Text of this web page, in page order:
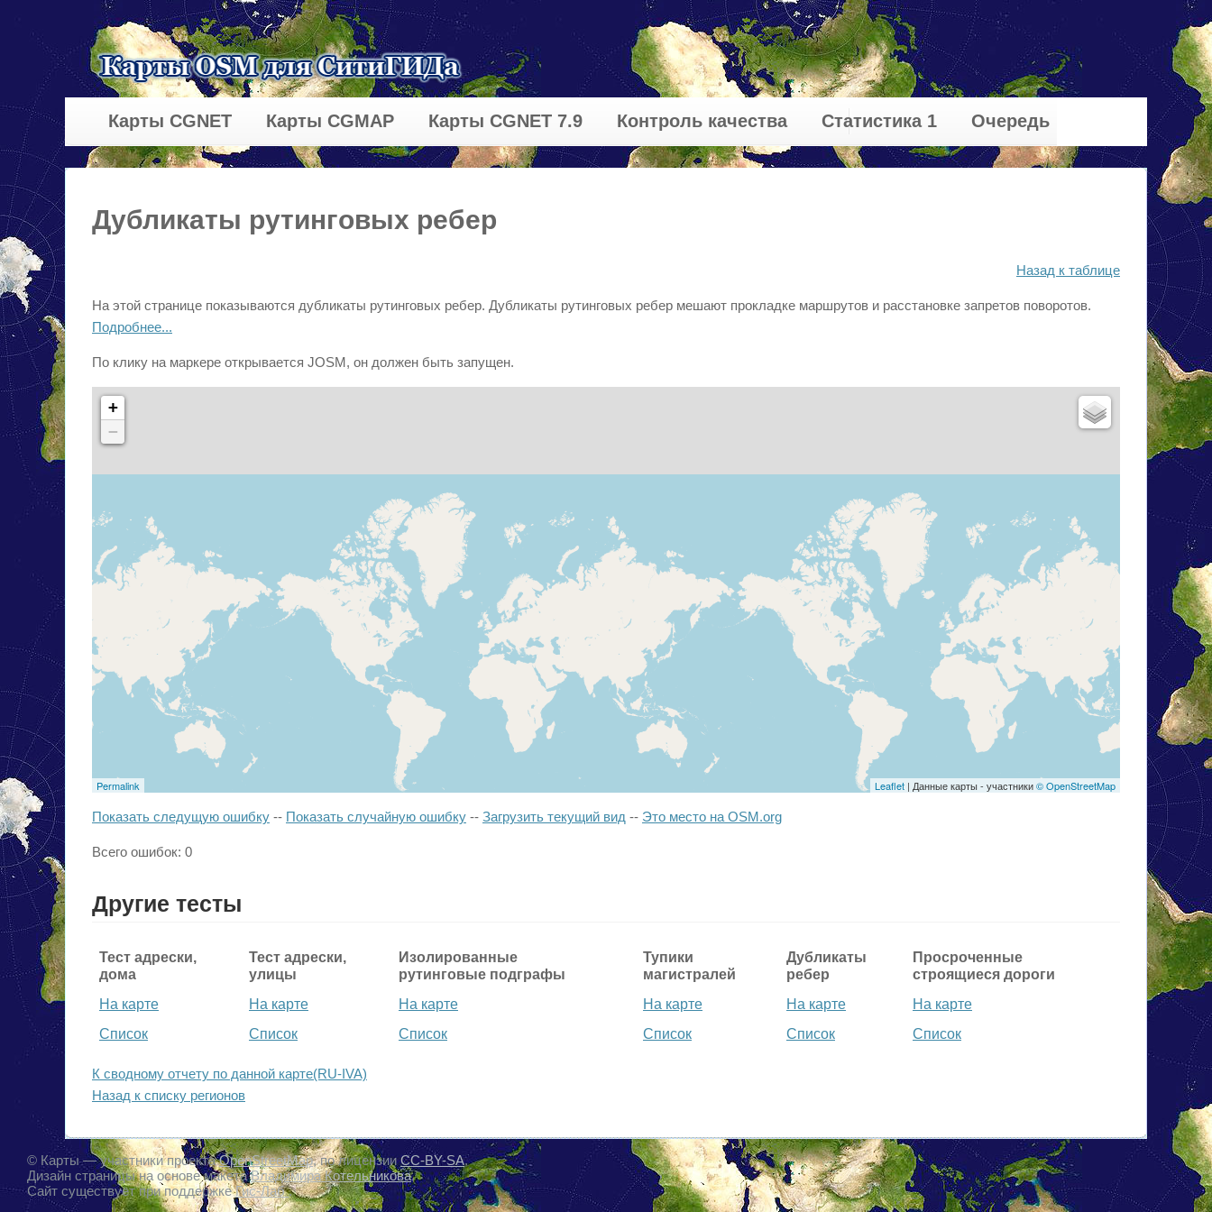
Карты CGNET Карты CGMAP Карты CGNET 7.9 Контроль качества Статистика 1 Очередь
Дубликаты рутинговых ребер
Назад к таблице
На этой странице показываются дубликаты рутинговых ребер. Дубликаты рутинговых ребер мешают прокладке маршрутов и расстановке запретов поворотов.
Подробнее...
По клику на маркере открывается JOSM, он должен быть запущен.
+
−
Permalink Leaflet | Данные карты - участники© OpenStreetMap
Показать следущую ошибку -- Показать случайную ошибку -- Загрузить текущий вид -- Это место на OSM.org
Всего ошибок: 0
Другие тесты
Тест адрески,
дома
Тест адрески,
улицы
Изолированные
рутинговые подграфы
Тупики
магистралей
Дубликаты
ребер
Просроченные
строящиеся дороги
На карте
На карте На карте На карте На карте
На карте
Список
Список Список Список Список Список
К сводному отчету по данной карте(RU-IVA)
Назад к списку регионов
© Карты — участники проектаOpenStreetMap, по лицензииCC-BY-SA.
Дизайн страницы на основе макетаВладимира Котельникова.
Cайт существует при поддержкеГис-Лаб.